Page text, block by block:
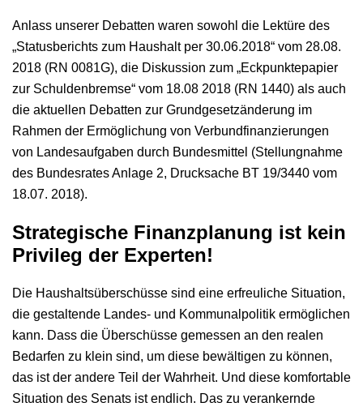
Anlass unserer Debatten waren sowohl die Lektüre des
„Statusberichts zum Haushalt per 30.06.2018“ vom 28.08.
2018 (RN 0081G), die Diskussion zum „Eckpunktepapier
zur Schuldenbremse“ vom 18.08 2018 (RN 1440) als auch
die aktuellen Debatten zur Grundgesetzänderung im
Rahmen der Ermöglichung von Verbundfinanzierungen
von Landesaufgaben durch Bundesmittel (Stellungnahme
des Bundesrates Anlage 2, Drucksache BT 19/3440 vom
18.07. 2018).
Strategische Finanzplanung ist kein
Privileg der Experten!
Die Haushaltsüberschüsse sind eine erfreuliche Situation,
die gestaltende Landes- und Kommunalpolitik ermöglichen
kann. Dass die Überschüsse gemessen an den realen
Bedarfen zu klein sind, um diese bewältigen zu können,
das ist der andere Teil der Wahrheit. Und diese komfortable
Situation des Senats ist endlich. Das zu verankernde